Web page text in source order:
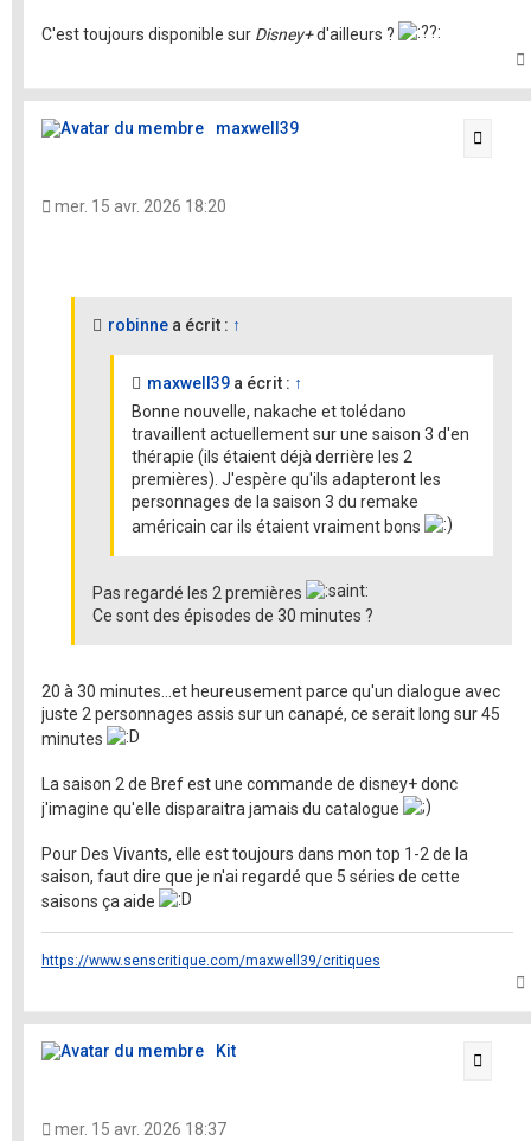
C'est toujours disponible sur Disney+d'ailleurs ?
maxwell39
mer. 15 avr. 2026 18:20
robinne a écrit : ↑
maxwell39 a écrit : ↑
Bonne nouvelle, nakache et tolédano
travaillent actuellement sur une saison 3 d'en
thérapie (ils étaient déjà derrière les 2
premières). J'espère qu'ils adapteront les
personnages de la saison 3 du remake
américain car ils étaient vraiment bons
Pas regardé les 2 premières
Ce sont des épisodes de 30 minutes ?
20 à 30 minutes...et heureusement parce qu'un dialogue avec
juste 2 personnages assis sur un canapé, ce serait long sur 45
minutes
La saison 2 de Bref est une commande de disney+ donc
j'imagine qu'elle disparaitra jamais du catalogue
Pour Des Vivants, elle est toujours dans mon top 1-2 de la
saison, faut dire que je n'ai regardé que 5 séries de cette
saisons ça aide
https://www.senscritique.com/maxwell39/critiques
Kit
mer. 15 avr. 2026 18:37